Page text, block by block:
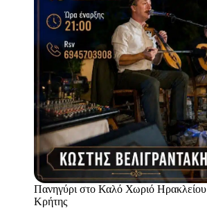
Πανηγύρι στο Καλό Χωριό Ηρακλείου
Κρήτης